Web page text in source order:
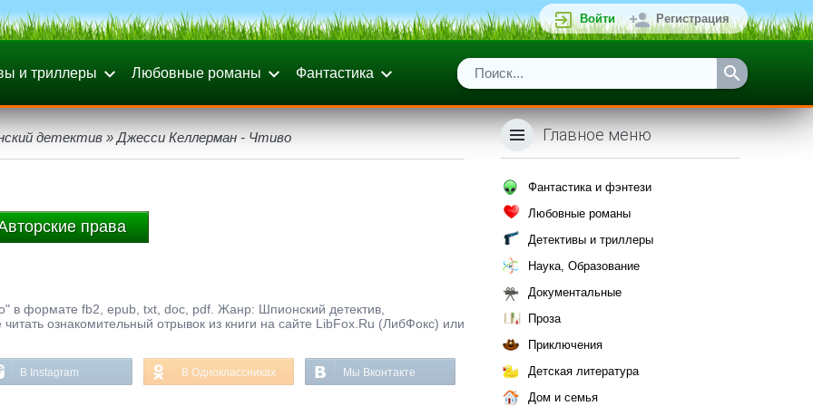
Войти Регистрация
и триллеры Любовные романы Фантастика
детектив » Джесси Келлерман - Чтиво
права
в формате fb2, epub, txt, doc, pdf. Жанр: Шпионский детектив,
ознакомительный отрывок из книги на сайте LibFox.Ru (ЛибФокс) или
В Instagram В Одноклассниках Мы Вконтакте
Главное меню
Фантастика и фэнтези
Любовные романы
Детективы и триллеры
Наука, Образование
Документальные
Проза
Приключения
Детская литература
Дом и семья